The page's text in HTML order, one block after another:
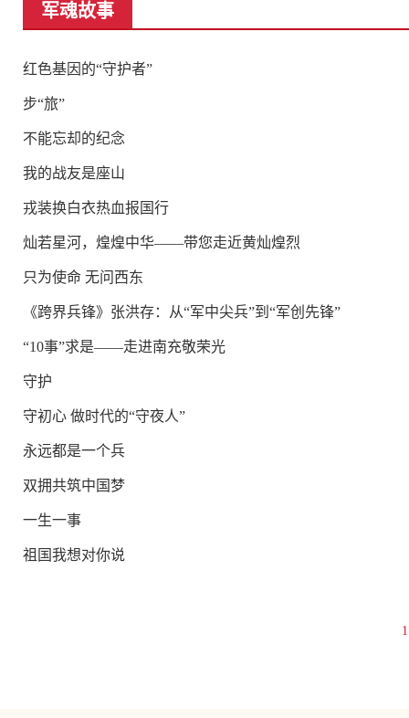
军魂故事
红色基因的“守护者”
步“旅”
不能忘却的纪念
我的战友是座山
戎装换白衣热血报国行
灿若星河，煌煌中华——带您走近黄灿煌烈
只为使命 无问西东
《跨界兵锋》张洪存：从“军中尖兵”到“军创先锋”
“10事”求是——走进南充敬荣光
守护
守初心 做时代的“守夜人”
永远都是一个兵
双拥共筑中国梦
一生一事
祖国我想对你说
1